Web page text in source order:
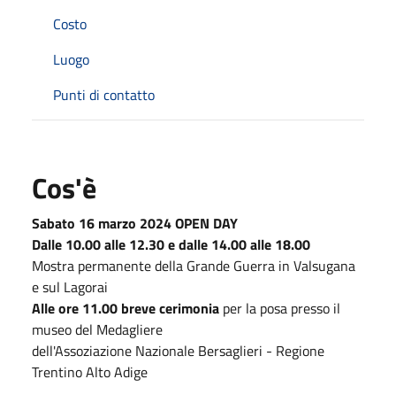
Costo
Luogo
Punti di contatto
Cos'è
Sabato 16 marzo 2024 OPEN DAY
Dalle 10.00 alle 12.30 e dalle 14.00 alle 18.00
Mostra permanente della Grande Guerra in Valsugana
e sul Lagorai
Alle ore 11.00 breve cerimonia per la posa presso il
museo del Medagliere
dell'Assoziazione Nazionale Bersaglieri - Regione
Trentino Alto Adige